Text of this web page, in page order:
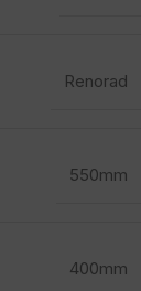
Renorad
550mm
400mm